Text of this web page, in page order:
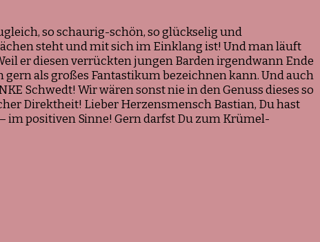
so schaurig-schön, so glückselig und
steht und mit sich im Einklang ist! Und man läuft
er diesen verrückten jungen Barden irgendwann Ende
als großes Fantastikum bezeichnen kann. Und auch
Schwedt! Wir wären sonst nie in den Genuss dieses so
Direktheit! Lieber Herzensmensch Bastian, Du hast
positiven Sinne! Gern darfst Du zum Krümel-